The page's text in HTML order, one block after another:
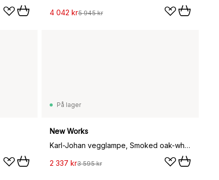
4 042 kr5 945 kr
På lager
New Works
Karl-Johan vegglampe, Smoked oak-white opal glass
2 337 kr3 595 kr